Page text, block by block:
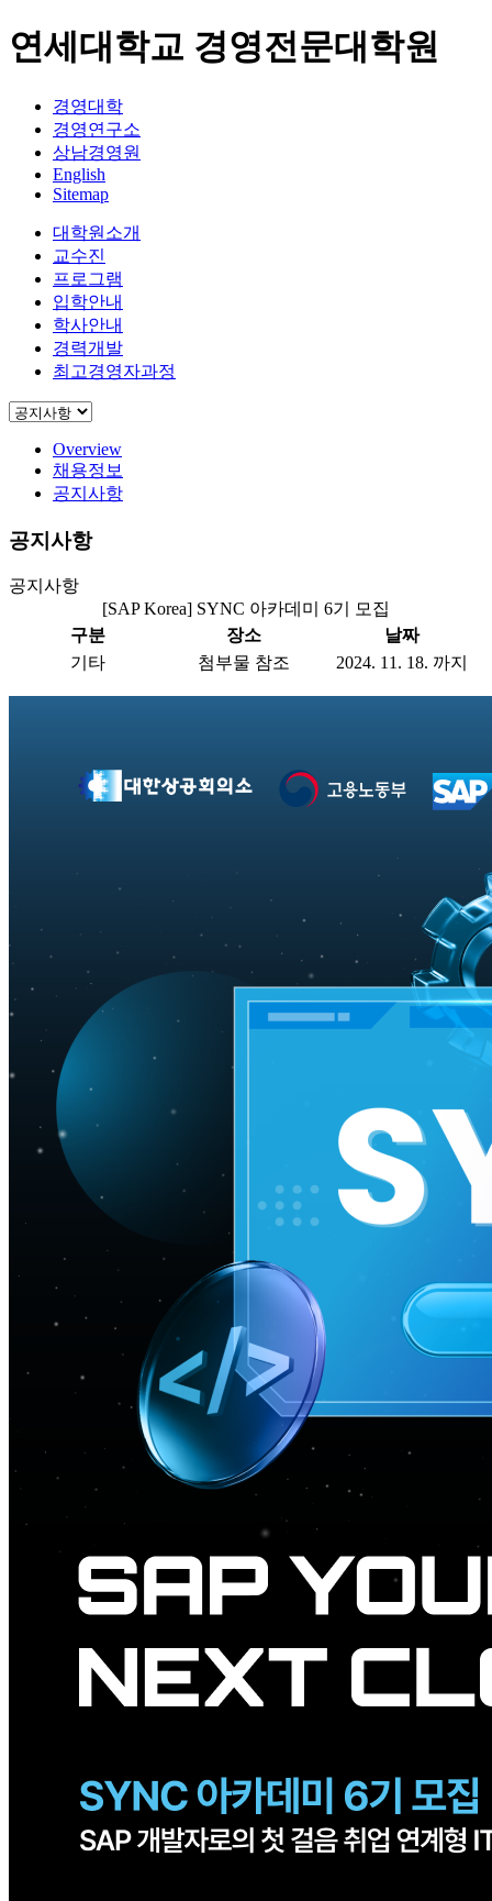
연세대학교 경영전문대학원
경영대학
경영연구소
상남경영원
English
Sitemap
대학원소개
교수진
프로그램
입학안내
학사안내
경력개발
최고경영자과정
Overview
채용정보
공지사항
공지사항
공지사항
[SAP Korea] SYNC 아카데미 6기 모집
구분
장소
날짜
기타
첨부물 참조 2024. 11. 18. 까지